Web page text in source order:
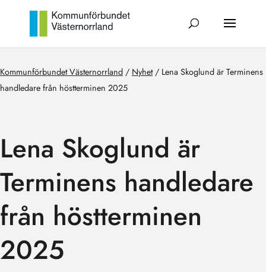
Kommunförbundet Västernorrland / Nyhet/ Lena Skoglund är Terminens
handledare från höstterminen 2025
Lena Skoglund är
Terminens handledare
från höstterminen
2025